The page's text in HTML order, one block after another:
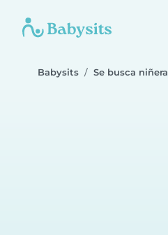
Babysits Se busca niñera